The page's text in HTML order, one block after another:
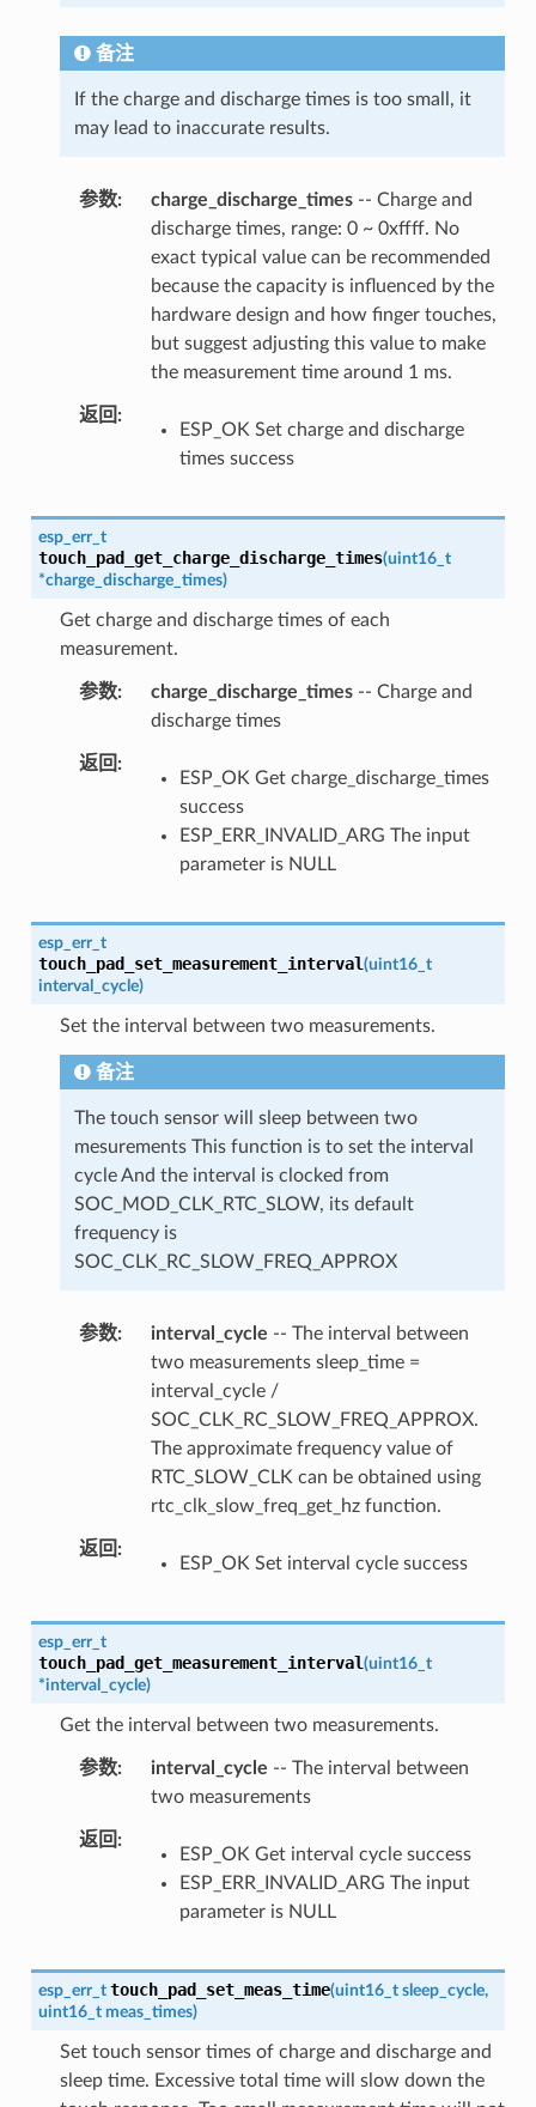
备注
If the charge and discharge times is too small, it
may lead to inaccurate results.
参数 charge_discharge_times-- Charge and
discharge times, range: 0 ~ 0xffff. No
exact typical value can be recommended
because the capacity is influenced by the
hardware design and how finger touches,
but suggest adjusting this value to make
the measurement time around 1 ms.
返回
ESP_OK Set charge and discharge
times success
esp_err_t
touch_pad_get_charge_discharge_times(uint16_t
*charge_discharge_times)
Get charge and discharge times of each
measurement.
参数 charge_discharge_times-- Charge and
discharge times
返回
ESP_OK Get charge_discharge_times
success
ESP_ERR_INVALID_ARG The input
parameter is NULL
esp_err_t
touch_pad_set_measurement_interval(uint16_t
interval_cycle)
Set the interval between two measurements.
备注
The touch sensor will sleep between two
mesurements This function is to set the interval
cycle And the interval is clocked from
SOC_MOD_CLK_RTC_SLOW, its default
frequency is
SOC_CLK_RC_SLOW_FREQ_APPROX
参数 interval_cycle -- The interval between
two measurements sleep_time =
interval_cycle /
SOC_CLK_RC_SLOW_FREQ_APPROX.
The approximate frequency value of
RTC_SLOW_CLK can be obtained using
rtc_clk_slow_freq_get_hz function.
返回
ESP_OK Set interval cycle success
esp_err_t
touch_pad_get_measurement_interval(uint16_t
*interval_cycle)
Get the interval between two measurements.
参数 interval_cycle -- The interval between
two measurements
返回
ESP_OK Get interval cycle success
ESP_ERR_INVALID_ARG The input
parameter is NULL
esp_err_t touch_pad_set_meas_time(uint16_t sleep_cycle,
uint16_t meas_times)
Set touch sensor times of charge and discharge and
sleep time. Excessive total time will slow down the